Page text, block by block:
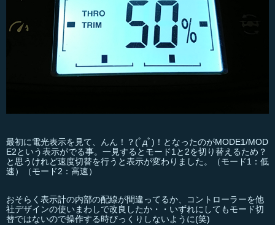
最初に電光表示を見て、んん！？(ﾟдﾟ)！となったのがMODE1/MOD
E2という表示がでる事。一見するとモード1と2を切り替えるため？
と思うけれど速度切替を行うと表示が変わりました。（モード1：低
速）（モード2：高速）
おそらく表示計の内部の配線が間違ってるか、コントローラーを他
社デザインの使いまわしで改良したか・・いずれにしてもモード切
替ではないので操作する時びっくりしないように(笑)